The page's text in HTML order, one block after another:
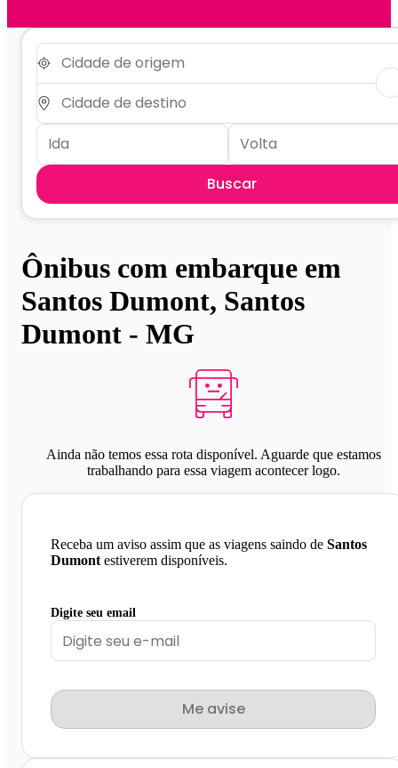
Buscar
Ônibus com embarque em
Santos Dumont, Santos
Dumont - MG
Ainda não temos essa rota disponível. Aguarde que estamos
trabalhando para essa viagem acontecer logo.
Receba um aviso assim que as viagens saindo de Santos
Dumontestiverem disponíveis.
Digite seu email
Me avise